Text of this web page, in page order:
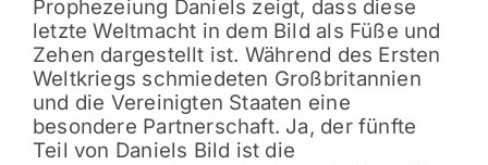
Prophezeiung Daniels zeigt, dass diese
letzte Weltmacht in dem Bild als Füße und
Zehen dargestellt ist. Während des Ersten
Weltkriegs schmiedeten Großbritannien
und die Vereinigten Staaten eine
besondere Partnerschaft. Ja, der fünfte
Teil von Daniels Bild ist die